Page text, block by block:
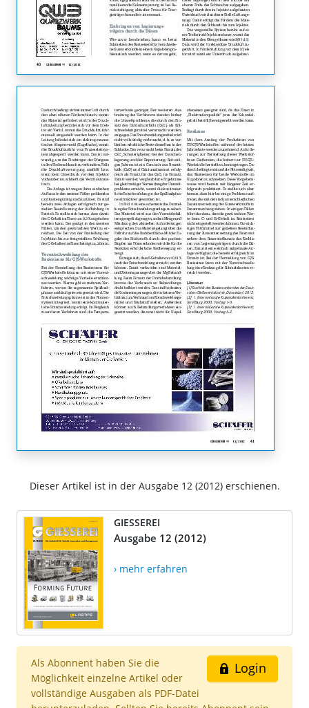
Dieser Artikel ist in der Ausgabe 12 (2012) erschienen.
GIESSEREI
Ausgabe 12 (2012)
› mehr erfahren
Login
Als Abonnent haben Sie die
Möglichkeit einzelne Artikel oder
vollständige Ausgaben als PDF-Datei